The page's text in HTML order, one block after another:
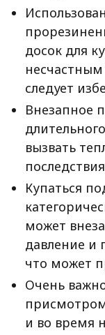
досок для
следует
Внезапное
вызвать
Купаться
может
давление и
что может
Очень
и во время